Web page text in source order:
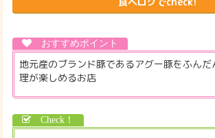
地元産のブランド豚であるアグー豚をふん
理が楽しめるお店